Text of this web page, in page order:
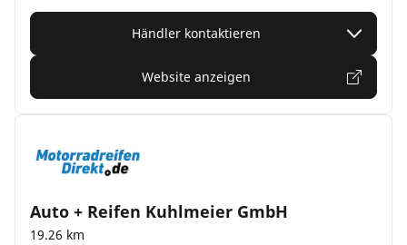
Händler kontaktieren
Website anzeigen
Auto + Reifen Kuhlmeier GmbH
19.26 km